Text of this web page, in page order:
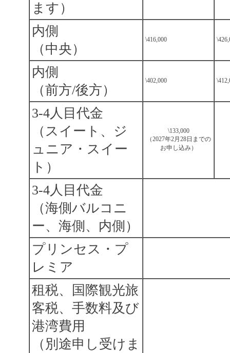
ます）
内側
（中央）
\416,000
内側
（前方/後方）
\402,000
3-4人目代金
（スイート、ジ
ュニア・スイー
ト）
\133,000
（2027年2月28日までの
お申し込み）
3-4人目代金
（海側バルコニ
ー、海側、内側）
プリンセス・プ
レミア
租税、国際観光旅
客税、手数料及び
港湾費用
（別途申し受けま